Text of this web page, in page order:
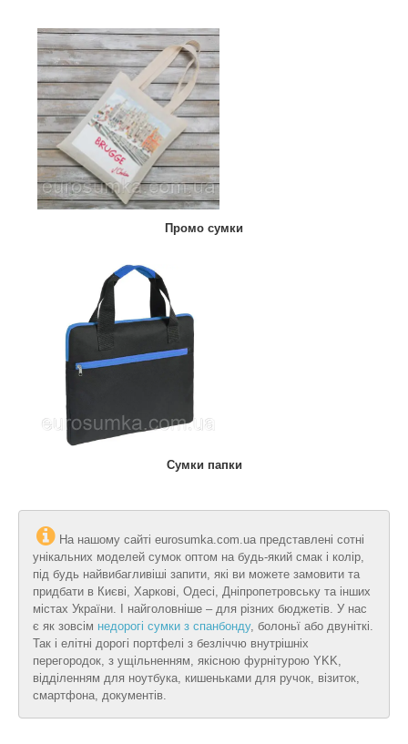
Промо сумки
Сумки папки
На нашому сайті eurosumka.com.ua представлені сотні
унікальних моделей сумок оптом на будь-який смак і колір,
під будь найвибагливіші запити, які ви можете замовити та
придбати в Києві, Харкові, Одесі, Дніпропетровську та інших
містах України. І найголовніше – для різних бюджетів. У нас
є як зовсім недорогі сумки з спанбонду, болоньї або двуніткі.
Так і елітні дорогі портфелі з безліччю внутрішніх
перегородок, з ущільненням, якісною фурнітурою YKK,
відділенням для ноутбука, кишеньками для ручок, візиток,
смартфона, документів.